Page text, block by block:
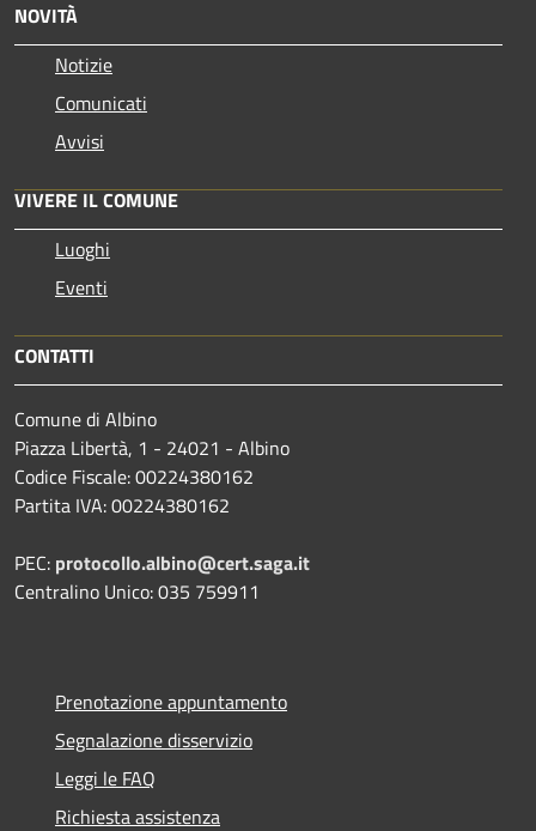
NOVITÀ
Notizie
Comunicati
Avvisi
VIVERE IL COMUNE
Luoghi
Eventi
CONTATTI
Comune di Albino
Piazza Libertà, 1 - 24021 - Albino
Codice Fiscale: 00224380162
Partita IVA: 00224380162
PEC: protocollo.albino@cert.saga.it
Centralino Unico: 035 759911
Prenotazione appuntamento
Segnalazione disservizio
Leggi le FAQ
Richiesta assistenza